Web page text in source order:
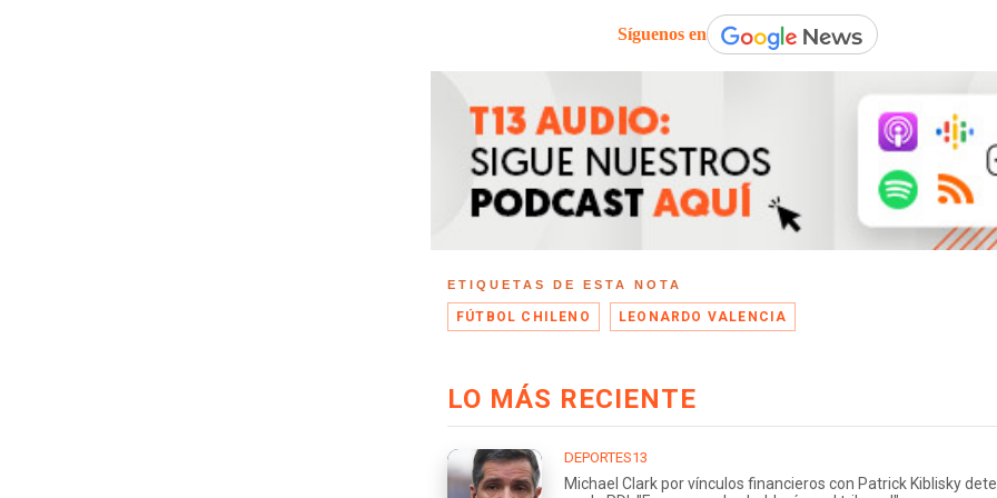
Síguenos en
ETIQUETAS DE ESTA NOTA
FÚTBOL CHILENO LEONARDO VALENCIA
LO MÁS RECIENTE
DEPORTES13
Michael Clark por vínculos financieros con Patrick Kiblisky